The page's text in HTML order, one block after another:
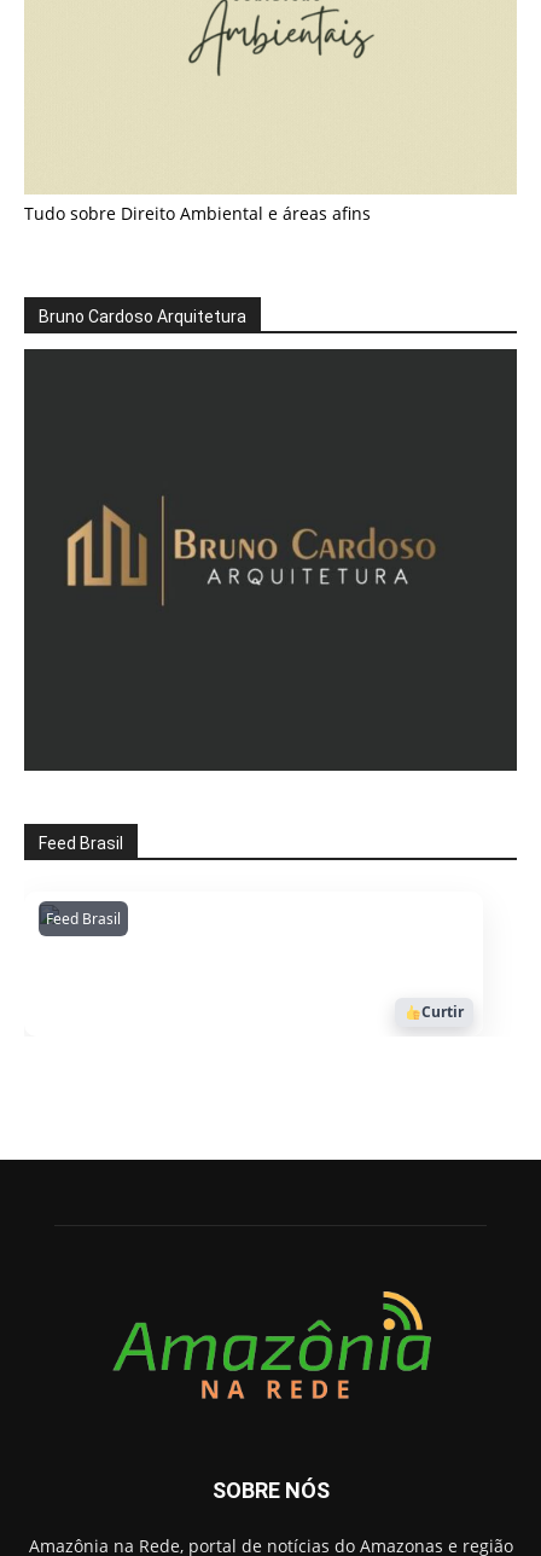
Tudo sobre Direito Ambiental e áreas afins
Bruno Cardoso Arquitetura
Feed Brasil
Feed BrasilAmazonianarede
1053
Curtir
SOBRE NÓS
Amazônia na Rede, portal de notícias do Amazonas e região